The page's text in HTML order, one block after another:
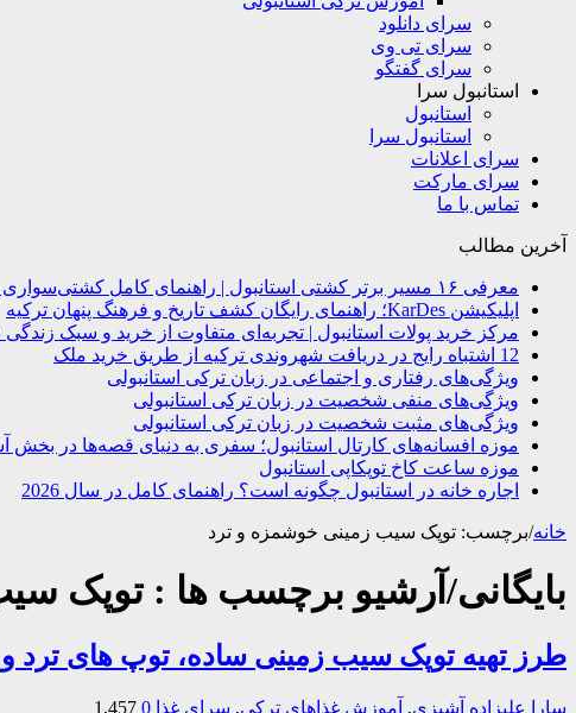
سرای دانلود
سرای تی وی
سرای گفتگو
استانبول سرا
استانبول
استانبول سرا
سرای اعلانات
سرای مارکت
تماس با ما
آخرین مطالب
معرفی ۱۶ مسیر برتر کشتی استانبول | راهنمای کامل کشتی‌سواری در بسفر
اپلیکیشن KarDes؛ راهنمای رایگان کشف تاریخ و فرهنگ پنهان ترکیه
مرکز خرید پولات استانبول | تجربه‌ای متفاوت از خرید و سبک زندگی
12 اشتباه رایج در دریافت شهروندی ترکیه از طریق خرید ملک
ویژگی‌های رفتاری و اجتماعی در زبان ترکی استانبولی
ویژگی‌های منفی شخصیت در زبان ترکی استانبولی
ویژگی‌های مثبت شخصیت در زبان ترکی استانبولی
موزه افسانه‌های کارتال استانبول؛ سفری به دنیای قصه‌ها در بخش
موزه ساعت کاخ توپکاپی استانبول
اجاره خانه در استانبول چگونه است؟ راهنمای کامل در سال 2026
خانه/برچسب: توپک سیب زمینی خوشمزه و ترد
بایگانی/آرشیو برچسب ها :توپک
طرز تهیه توپک سیب زمینی ساده، توپ های ترد
سارا علیزاده آشپزی, آموزش غذاهای ترکی, سرای غذا 0
1,457